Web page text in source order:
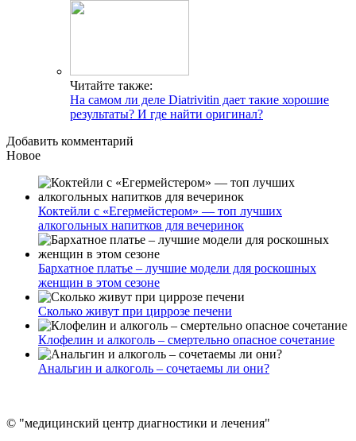
Читайте также:
На самом ли деле Diatrivitin дает такие хорошие
результаты? И где найти оригинал?
Добавить комментарий
Новое
Коктейли с «Егермейстером» — топ лучших
алкогольных напитков для вечеринок
Бархатное платье – лучшие модели для роскошных
женщин в этом сезоне
Сколько живут при циррозе печени
Клофелин и алкоголь – смертельно опасное сочетание
Анальгин и алкоголь – сочетаемы ли они?
© "медицинский центр диагностики и лечения"